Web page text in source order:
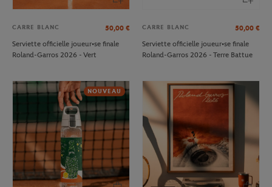
CARRE BLANC 50,00 €
Serviette officielle joueur•se finale
Roland-Garros 2026 - Vert
CARRE BLANC 50,00 €
Serviette officielle joueur•se finale
Roland-Garros 2026 - Terre Battue
NOUVEAU